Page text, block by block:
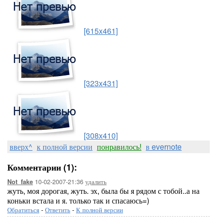
[615x461]
[323x431]
[308x410]
вверх^ к полной версии понравилось! в evernote
Комментарии (1):
Not_fake 10-02-2007-21:36 удалить
жуть, моя дорогая, жуть. эх, была бы я рядом с тобой..а на
коньки встала и я. только так и спасаюсь=)
Обратиться - Ответить - К полной версии